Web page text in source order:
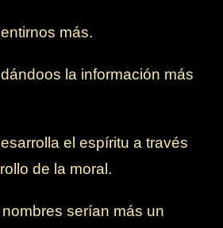
más.
la información más
el espíritu a través
de la moral.
serían más un